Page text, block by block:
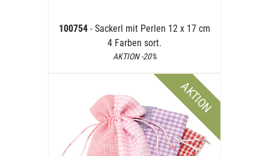
100754 - Sackerl mit Perlen 12 x 17 cm
4 Farben sort.
AKTION -20%
AKTION